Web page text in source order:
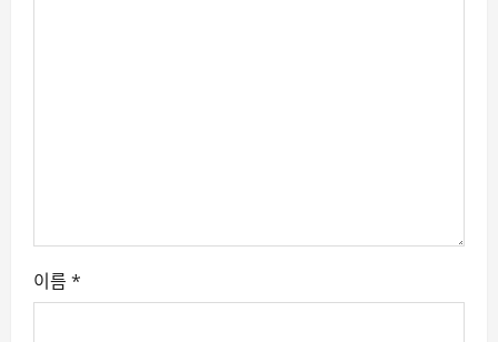
이름 *